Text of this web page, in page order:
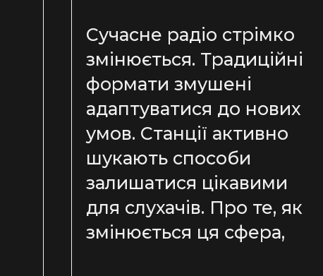
Сучасне радіо стрімко
змінюється. Традиційні
формати змушені
адаптуватися до нових
умов. Станції активно
шукають способи
залишатися цікавими
для слухачів. Про те, як
змінюється ця сфера,